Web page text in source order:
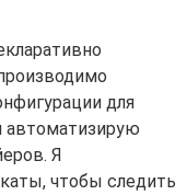
для
автоматизирую
Я
чтобы следить